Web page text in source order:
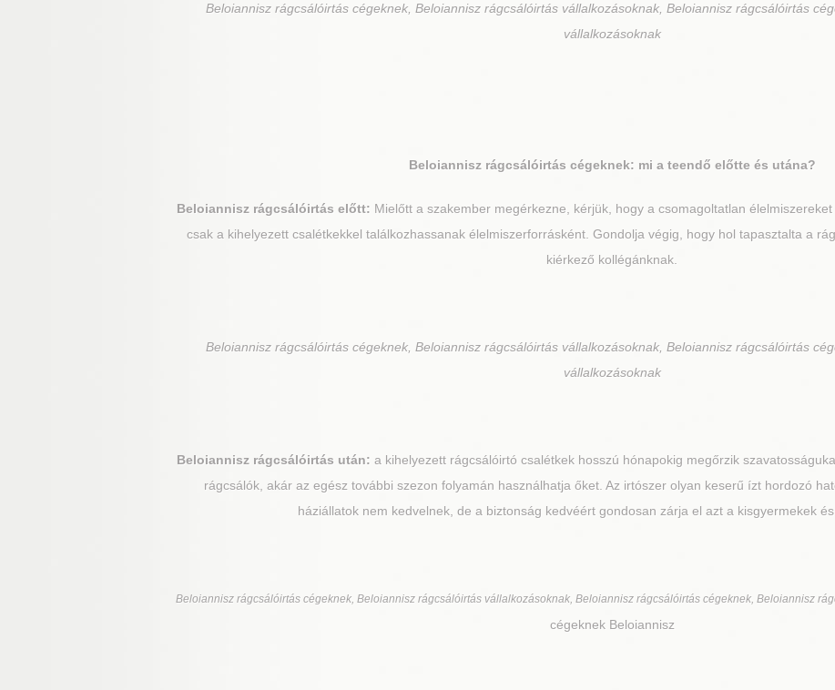
Beloianniszrágcsálóirtás cégeknek, Beloiannisz rágcsálóirtás vállalkozásoknak, Beloiannisz rágcsálóirtás
vállalkozásoknak
Beloianniszrágcsálóirtás cégeknek: mi a teendő előtte és utána?
Beloianniszrágcsálóirtás előtt: Mielőtt a szakember megérkezne, kérjük, hogy a csomagoltatlan
csak a kihelyezett csalétkekkel találkozhassanak élelmiszerforrásként. Gondolja végig, hogy hol tapasztalta a
kiérkező kollégánknak.
Beloianniszrágcsálóirtás cégeknek, Beloiannisz rágcsálóirtás vállalkozásoknak, Beloiannisz rágcsálóirtás
vállalkozásoknak
Beloiannisz rágcsálóirtás után: a kihelyezett rágcsálóirtó csalétkek hosszú hónapokig megőrzik
rágcsálók, akár az egész további szezon folyamán használhatja őket. Az irtószer olyan keserű ízt hordozó
háziállatok nem kedvelnek, de a biztonság kedvéért gondosan zárja el azt a kisgyermekek és
Beloiannisz rágcsálóirtás cégeknek, Beloiannisz rágcsálóirtás vállalkozásoknak, Beloiannisz rágcsálóirtás cégeknek, Beloiannisz
cégeknek Beloiannisz